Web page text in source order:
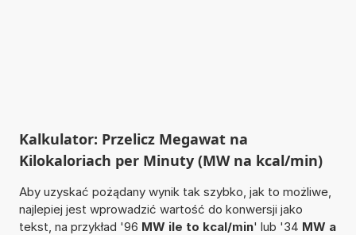
Kalkulator: Przelicz Megawat na
Kilokaloriach per Minuty (MW na kcal/min)
Aby uzyskać pożądany wynik tak szybko, jak to możliwe,
najlepiej jest wprowadzić wartość do konwersji jako
tekst, na przykład '96 MW ile to kcal/min' lub '34 MW a